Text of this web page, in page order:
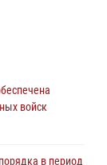
музейной
битва.
войск
в период